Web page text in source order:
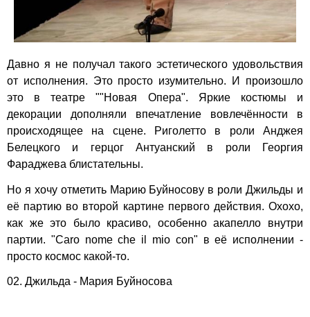
Давно я не получал такого эстетического удовольствия
от исполнения. Это просто изумительно. И произошло
это в театре""Новая Опера". Яркие костюмы и
декорации дополняли впечатление вовлечённости в
происходящее на сцене. Риголетто в роли Анджея
Белецкого и герцог Антуанский в роли Георгия
Фараджева блистательны.
Но я хочу отметить Марию Буйносову в роли Джильды и
её партию во второй картине первого действия. Охохо,
как же это было красиво, особенно акапелло внутри
партии. "Caro nome che il mio con" в её исполнении -
просто космос какой-то.
02. Джильда - Мария Буйносова